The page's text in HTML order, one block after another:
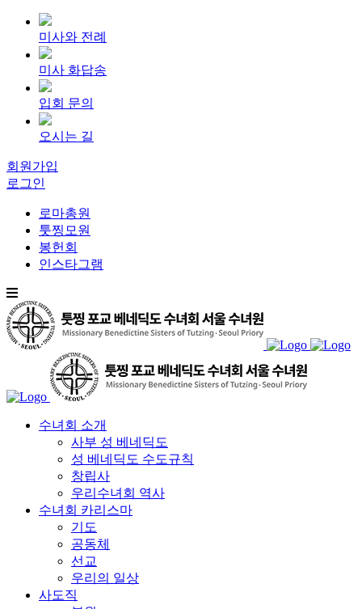
미사와 전례
미사 화답송
입회 문의
오시는 길
회원가입
로그인
로마총원
툿찡모원
봉헌회
인스타그램
수녀회 소개
사부 성 베네딕도
성 베네딕도 수도규칙
창립사
우리수녀회 역사
수녀회 카리스마
기도
공동체
선교
우리의 일상
사도직